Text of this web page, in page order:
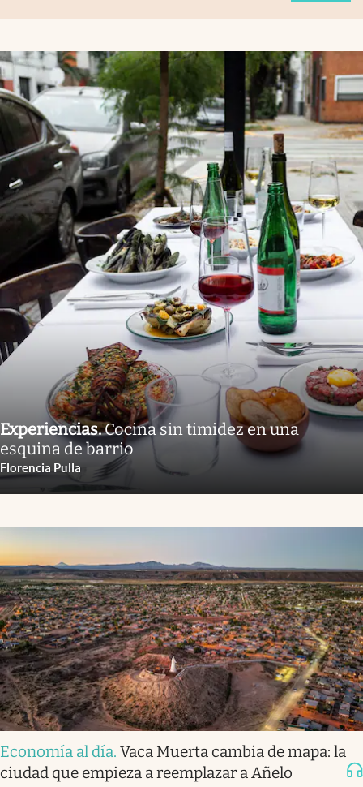
Experiencias.Cocina sin timidez en una
esquina de barrio
Florencia Pulla
Economía al día. Vaca Muerta cambia de mapa: la
ciudad que empieza a reemplazar a Añelo